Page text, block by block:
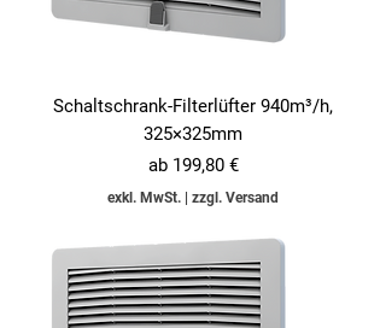
Schaltschrank-Filterlüfter 940m³/h,
325×325mm
ab 199,80 €
Sale-Preis
exkl. MwSt. zzgl. Versand